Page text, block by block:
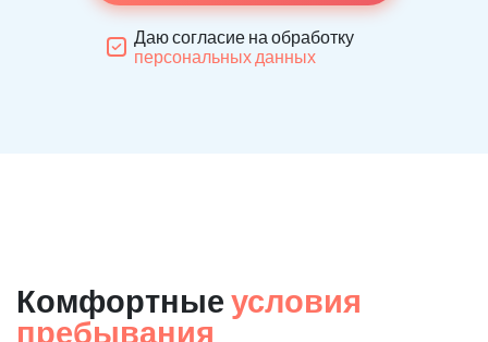
Даю согласие на обработку
персональных данных
Комфортные условия
пребывания